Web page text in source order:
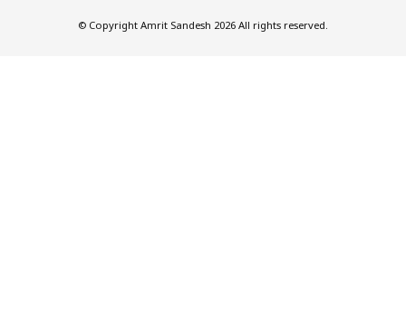
© Copyright Amrit Sandesh 2026 All rights reserved.